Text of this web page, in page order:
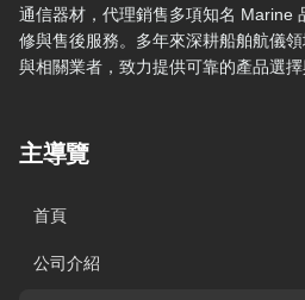
通信器材，代理銷售多項知名 Marine
修與售後服務。多年來深耕船舶航儀
與相關業者，致力提供可靠的產品選擇
主導覽
首頁
公司介紹